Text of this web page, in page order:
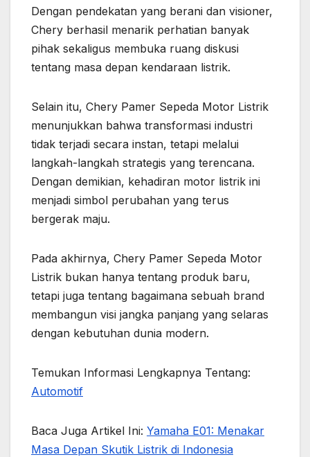
Dengan pendekatan yang berani dan visioner,
Chery berhasil menarik perhatian banyak
pihak sekaligus membuka ruang diskusi
tentang masa depan kendaraan listrik.
Selain itu, Chery Pamer Sepeda Motor Listrik
menunjukkan bahwa transformasi industri
tidak terjadi secara instan, tetapi melalui
langkah-langkah strategis yang terencana.
Dengan demikian, kehadiran motor listrik ini
menjadi simbol perubahan yang terus
bergerak maju.
Pada akhirnya, Chery Pamer Sepeda Motor
Listrik bukan hanya tentang produk baru,
tetapi juga tentang bagaimana sebuah brand
membangun visi jangka panjang yang selaras
dengan kebutuhan dunia modern.
Temukan Informasi Lengkapnya Tentang:
Automotif
Baca Juga Artikel Ini: Yamaha E01: Menakar
Masa Depan Skutik Listrik di Indonesia